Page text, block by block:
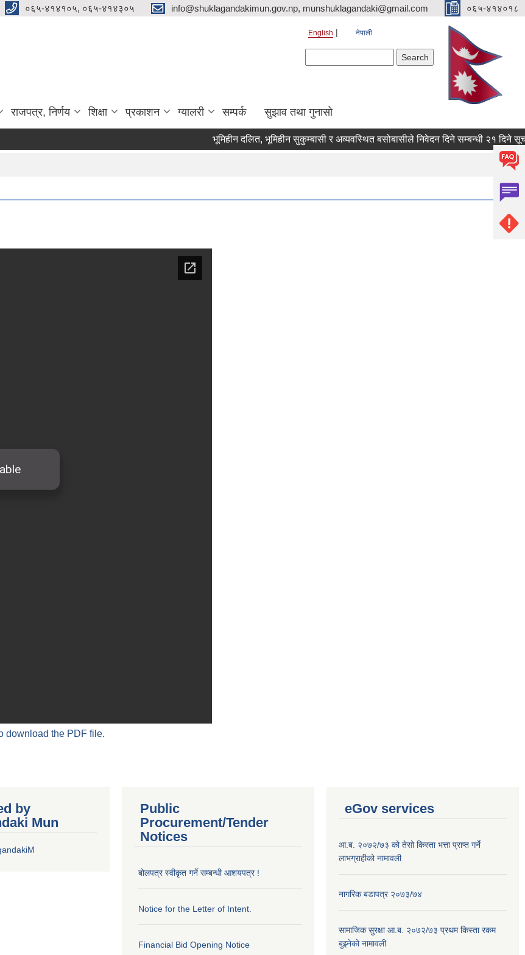
०६५-४१४१०५, ०६५-४१४३०५ info@shuklagandakimun.gov.np, munshuklagandaki@gmail.com ०६५-४१४०१८
English नेपाली
राजपत्र, निर्णय शिक्षा प्रकाशन ग्यालरी सम्पर्क सुझाव तथा गुनासो
भूमिहीन दलित, भूमिहीन सुकुम्बासी र अव्यवस्थित बसोबासीले निवेदन दिने सम्बन्धी २१ दिने सूचना ।
download the PDF file.
by
Mun
Public
Procurement/Tender
Notices
बोलपत्र स्वीकृत गर्ने सम्बन्धी आशयपत्र !
Notice for the Letter of Intent.
Financial Bid Opening Notice
eGov services
आ.ब. २०७२/७३ को तेसो किस्ता भत्ता प्राप्त गर्ने
लाभग्राहीको नामावली
नागरिक बडापत्र २०७३/७४
सामाजिक सुरक्षा आ.ब. २०७२/७३ प्रथम किस्ता रकम
बुझ्नेको नामावली